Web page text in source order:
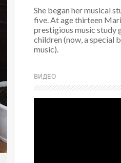
She began her musical
five. At age thirteen
prestigious music study
children (now, a special
music).
ВИДЕО